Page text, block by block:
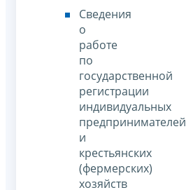
Сведения
о
работе
по
государственной
регистрации
индивидуальных
предпринимателей
и
крестьянских
(фермерских)
хозяйств